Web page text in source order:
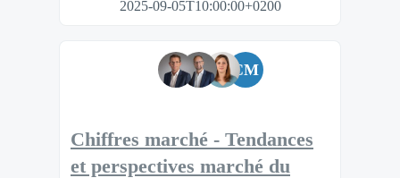
2025-09-05T10:00:00+0200
CM
Chiffres marché - Tendances
et perspectives marché du